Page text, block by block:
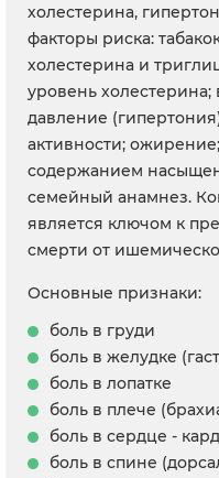
холестерина,
факторы риска:
холестерина и
уровень
давление
активности;
содержанием
семейный анамнез.
является ключом к
смерти от
Основные признаки:
боль в груди
боль в желудке
боль в лопатке
боль в плече
боль в сердце -
боль в спине